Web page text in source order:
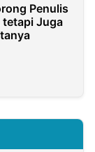
Penulis
tetapi Juga